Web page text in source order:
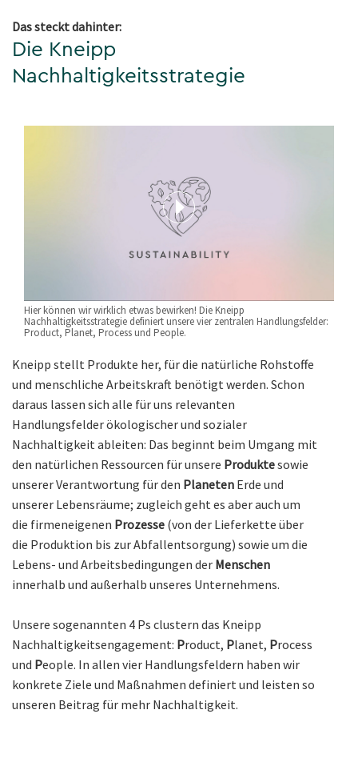
Das steckt dahinter:
Die Kneipp
Nachhaltigkeitsstrategie
Hier können wir wirklich etwas bewirken! Die Kneipp
Nachhaltigkeitsstrategie definiert unsere vier zentralen Handlungsfelder:
Product, Planet, Process und People.
Kneipp stellt Produkte her, für die natürliche Rohstoffe
und menschliche Arbeitskraft benötigt werden. Schon
daraus lassen sich alle für uns relevanten
Handlungsfelder ökologischer und sozialer
Nachhaltigkeit ableiten: Das beginnt beim Umgang mit
den natürlichen Ressourcen für unsere Produktesowie
unserer Verantwortung für den Planeten Erde und
unserer Lebensräume; zugleich geht es aber auch um
die firmeneigenen Prozesse (von der Lieferkette über
die Produktion bis zur Abfallentsorgung) sowie um die
Lebens- und Arbeitsbedingungen der Menschen
innerhalb und außerhalb unseres Unternehmens.
Unsere sogenannten 4 Ps clustern das Kneipp
Nachhaltigkeitsengagement: Product, Planet, Process
und People. In allen vier Handlungsfeldern haben wir
konkrete Ziele und Maßnahmen definiert und leisten so
unseren Beitrag für mehr Nachhaltigkeit.